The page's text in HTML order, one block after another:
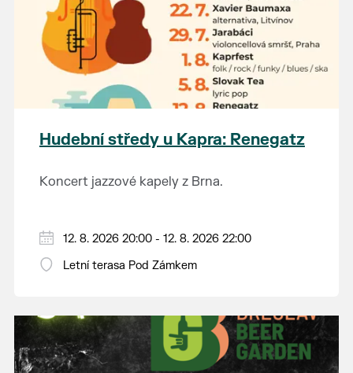
Hudební středy u Kapra: Renegatz
Koncert jazzové kapely z Brna.
12. 8. 2026 20:00 - 12. 8. 2026 22:00
Letní terasa Pod Zámkem